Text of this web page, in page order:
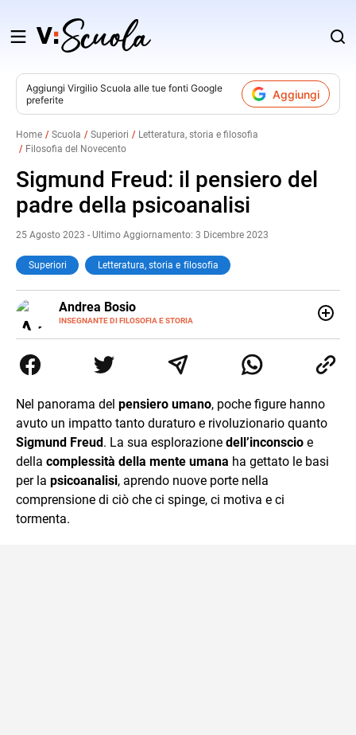
Salta
contenuto
Aggiungi Virgilio Scuola alle tue fonti Google
preferite
Aggiungi
Home Scuola Superiori
Letteratura, storia e filosofia
Filosofia del Novecento
Sigmund Freud: il pensiero del
padre della psicoanalisi
25 Agosto 2023 - Ultimo Aggiornamento: 3 Dicembre 2023
Superiori Letteratura, storia e filosofia
Andrea Bosio
INSEGNANTE DI FILOSOFIA E STORIA
E-
MAIL
occupandosi di storia della comunicazione scientifica e di
storia della Chiesa. È dottorando presso la Facoltà
volume Giovani Minzoni terra incognita.
Nel panorama del pensiero umano, poche figure hanno
avuto un impatto tanto duraturo e rivoluzionario quanto
Sigmund Freud. La sua esplorazione dell’inconscio e
della complessità della mente umana ha gettato le basi
per la psicoanalisi, aprendo nuove porte nella
comprensione di ciò che ci spinge, ci motiva e ci
tormenta.